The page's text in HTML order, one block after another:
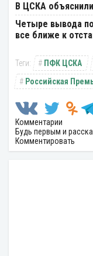
В ЦСКА
Четыре вывода
все ближе к
ПФК ЦСКА
Российская
Комментарии
Будь первым и
Комментировать